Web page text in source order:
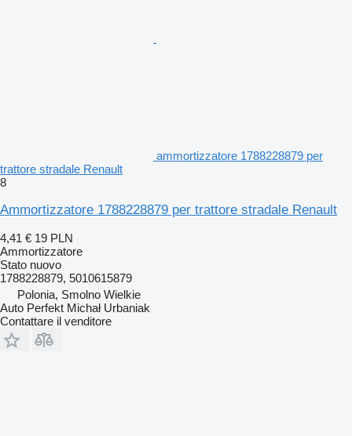
ammortizzatore 1788228879 per
trattore stradale Renault
8
Ammortizzatore 1788228879 per trattore stradale Renault
4,41 € 19 PLN
Ammortizzatore
Stato nuovo
1788228879, 5010615879
Polonia, Smolno Wielkie
Auto Perfekt Michał Urbaniak
Contattare il venditore